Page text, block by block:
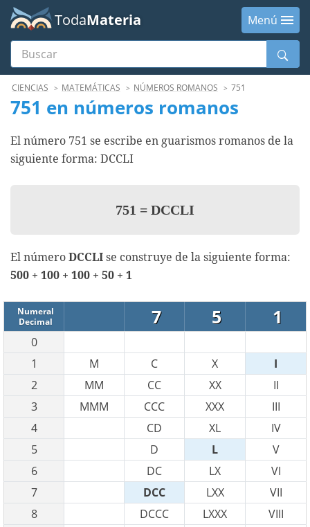
TodaMateria
Menú
Buscar
MenúCIENCIAS MATEMÁTICAS NÚMEROS ROMANOS 751
751 en números romanos
El número 751 se escribe en guarismos romanos de la
siguiente forma: DCCLI
751 = DCCLI
El número DCCLI se construye de la siguiente forma:
500 + 100 + 100 + 50 + 1
Numeral
Decimal
7 5 1
0
1
M C X
I
2
MM CC XX
II
3
MMM CCC XXX
III
4
CD XL
IV
5
D L
V
6
DC LX
VI
7
DCC LXX
VII
8
DCCC LXXX
VIII